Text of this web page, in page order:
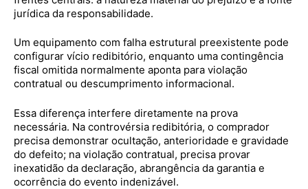
jurídica da responsabilidade.
Um equipamento com falha estrutural preexistente pode
configurar vício redibitório, enquanto uma contingência
fiscal omitida normalmente aponta para violação
contratual ou descumprimento informacional.
Essa diferença interfere diretamente na prova
necessária. Na controvérsia redibitória, o comprador
precisa demonstrar ocultação, anterioridade e gravidade
do defeito; na violação contratual, precisa provar
inexatidão da declaração, abrangência da garantia e
ocorrência do evento indenizável.